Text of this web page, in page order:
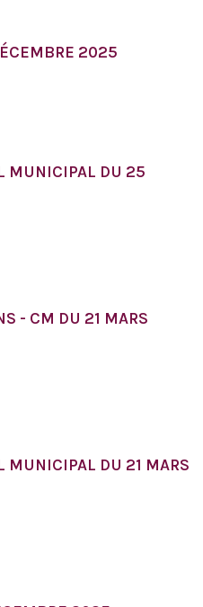
2025
MUNICIPAL DU 25
- CM DU 21 MARS
MUNICIPAL DU 21 MARS